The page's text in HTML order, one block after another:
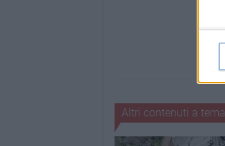
Altri contenuti a tema